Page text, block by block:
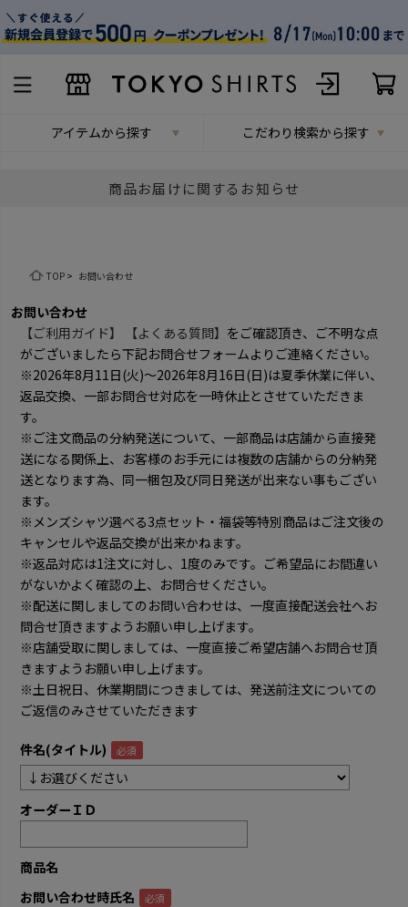
アイテムから探す こだわり検索から探す
商品お届けに関するお知らせ
TOP> お問い合わせ
お問い合わせ
【ご利用ガイド】
【よくある質問】 をご確認頂き、ご不明な点
がございましたら下記お問合せフォームよりご連絡ください。
※2026年8月11日(火)～2026年8月16日(日)は夏季休業に伴い、
返品交換、一部お問合せ対応を一時休止とさせていただきま
す。
※ご注文商品の分納発送について、一部商品は店舗から直接発
送になる関係上、お客様のお手元には複数の店舗からの分納発
送となります為、同一梱包及び同日発送が出来ない事もござい
ます。
※メンズシャツ選べる3点セット・福袋等特別商品はご注文後の
キャンセルや返品交換が出来かねます。
※返品対応は1注文に対し、1度のみです。ご希望品にお間違い
がないかよく確認の上、お問合せください。
※配送に関しましてのお問い合わせは、一度直接配送会社へお
問合せ頂きますようお願い申し上げます。
※店舗受取に関しましては、一度直接ご希望店舗へお問合せ頂
きますようお願い申し上げます。
※土日祝日、休業期間につきましては、発送前注文についての
ご返信のみさせていただきます
件名(タイトル)
オーダーＩＤ
商品名
お問い合わせ時氏名